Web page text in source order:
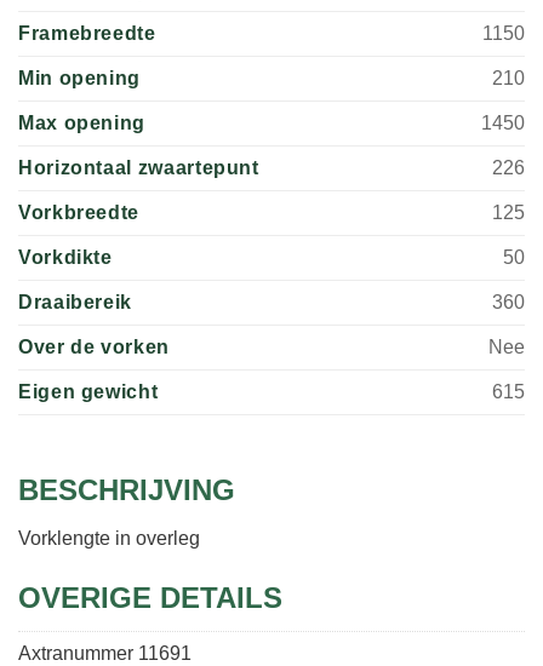
Framebreedte 1150
Min opening 210
Max opening 1450
Horizontaal zwaartepunt 226
Vorkbreedte 125
Vorkdikte 50
Draaibereik 360
Over de vorken Nee
Eigen gewicht 615
BESCHRIJVING
Vorklengte in overleg
OVERIGE DETAILS
Axtranummer 11691